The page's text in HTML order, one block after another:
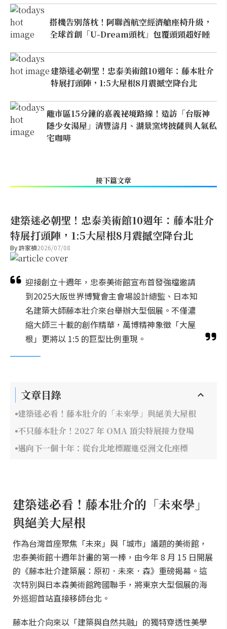
搭機告別落枕！阿聯酋航空經濟艙座椅升級，
全球首創「U-Dream頭枕」包覆頭頸超好睡
建築迷必朝聖！忠泰美術館10週年：藤本壯介
特展打頭陣，1:5大屋根8月震撼空降台北
離市區15分鐘的嘉義祕境路線！造訪「台版神
隱少女湯屋」清豐濤月、湖景窯烤披薩與人氣私
宅咖啡
接下篇文章
建築迷必朝聖！忠泰美術館10週年：藤本壯介
特展打頭陣，1:5大屋根8月震撼空降台北
By許家禎2026/07/08
迎接創立十週年，忠泰美術館宣布首發強檔邀請
到2025大阪世界博覽會主會場設計總監、日本知
名建築大師藤本壯介來台舉辦大型個展。不僅濃
縮大師三十載的創作精華，萬博精神象徵「大屋
根」更將以 1:5 的巨型比例重現。
文章目錄
建築迷必看！藤本壯介的「未來學」與絕美大屋根
不只藤本壯介！2027 年 OMA 頂尖特展接力登場
邁向下一個十年：從台北地標躍進亞洲文化座標
建築迷必看！藤本壯介的「未來學」
與絕美大屋根
作為台灣首座聚焦「未來」與「城市」議題的美術館，
忠泰美術館十週年計畫的第一棒，由今年 8 月 15 日開展
的《藤本壯介建築展：原初．未來．森》重磅揭幕。這
次特別與日本森美術館跨國聯手，將東京大型個展的海
外巡迴首站直接移師台北。
藤本壯介向來以「建築與自然共融」的獨特穿透性美學